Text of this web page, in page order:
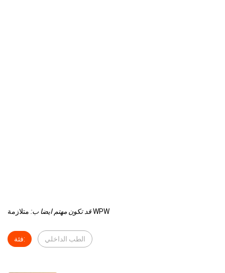
قد تكون مهتم ايضا ب:متلازمة WPW
فئة: الطب الداخلي